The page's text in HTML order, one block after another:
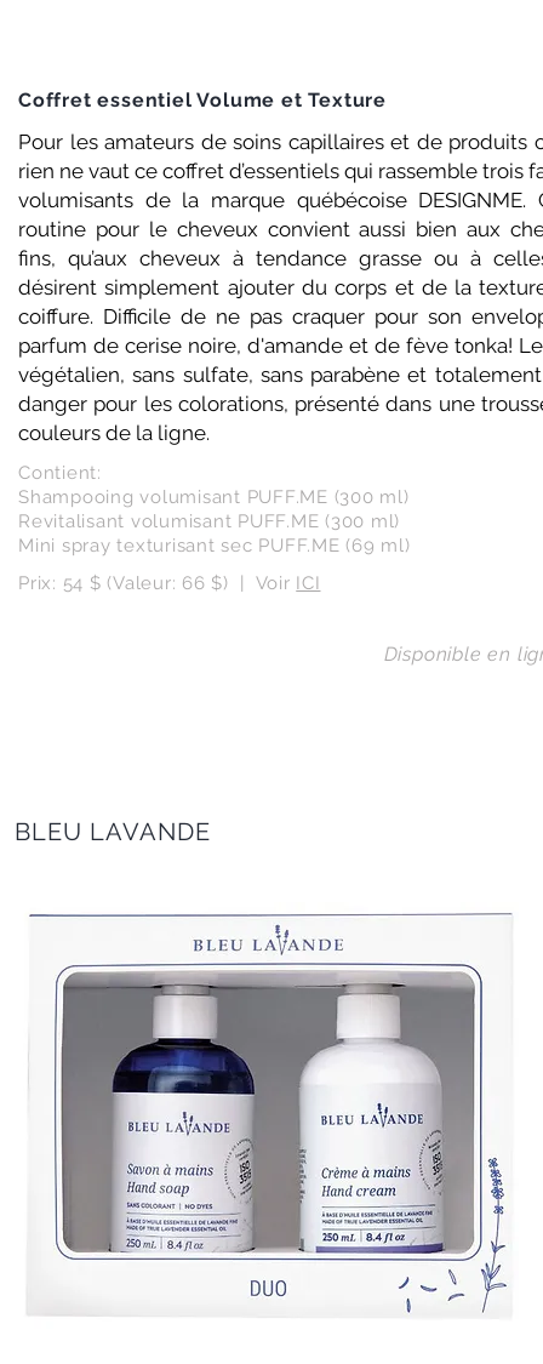
Coffret essentiel Volume et Texture
Pour les amateurs de soins capillaires et de produits
rien ne vaut ce coffret d’essentiels qui rassemble trois
volumisants de la marque québécoise DESIGNME.
routine pour le cheveux convient aussi bien aux
fins, qu’aux cheveux à tendance grasse ou à
désirent simplement ajouter du corps et de la
coiffure. Difficile de ne pas craquer pour son
parfum de cerise noire, d'amande et de fève tonka!
végétalien, sans sulfate, sans parabène et
danger pour les colorations, présenté dans une
couleurs de la ligne.
Contient:
Shampooing volumisant PUFF.ME (300 ml)
Revitalisant volumisant PUFF.ME (300 ml)
Mini spray texturisant sec PUFF.ME (69 ml)
Prix: 54 $ (Valeur: 66 $) | Voir ICI
Disponible en
BLEU LAVANDE